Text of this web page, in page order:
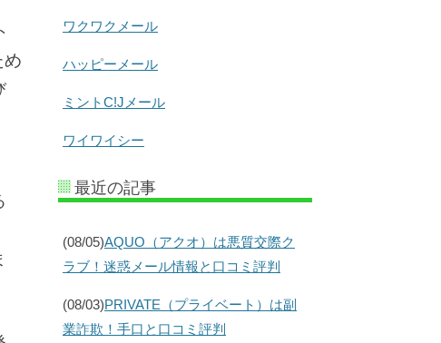
め
ワクワクメール
ハッピーメール
ミントC!Jメール
ワイワイシー
最近の記事
(08/05)AQUO（アクオ）は悪質交際ク
ラブ！迷惑メール情報と口コミ評判
(08/03)PRIVATE（プライベート）は副
業詐欺！手口と口コミ評判